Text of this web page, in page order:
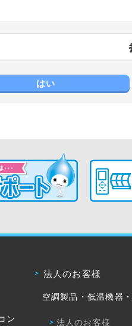
はい
ン
法人のお客様
空調製品・低温機器
法人のお客様